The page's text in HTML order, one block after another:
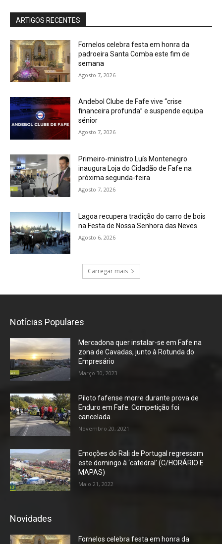
ARTIGOS RECENTES
Fornelos celebra festa em honra da
padroeira Santa Comba este fim de
semana
Agosto 7, 2026
Andebol Clube de Fafe vive “crise
financeira profunda” e suspende equipa
sénior
Agosto 7, 2026
Primeiro-ministro Luís Montenegro
inaugura Loja do Cidadão de Fafe na
próxima segunda-feira
Agosto 7, 2026
Lagoa recupera tradição do carro de bois
na Festa de Nossa Senhora das Neves
Agosto 6, 2026
Carregar mais
Notícias Populares
Mercadona quer instalar-se em Fafe na
zona de Cavadas, junto à Rotunda do
Empresário
Março 30, 2023
Piloto fafense morre durante prova de
Enduro em Fafe. Competição foi
cancelada.
Novembro 20, 2021
Emoções do Rali de Portugal regressam
este domingo à ‘catedral’ (C/HORÁRIO E
MAPAS)
Maio 21, 2022
Novidades
Fornelos celebra festa em honra da